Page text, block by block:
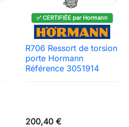
✅ CERTIFIÉE par Hormann
R706 Ressort de torsion
porte Hormann
Référence 3051914
200,40 €